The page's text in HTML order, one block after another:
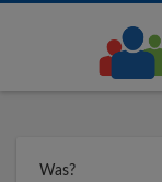
Was?